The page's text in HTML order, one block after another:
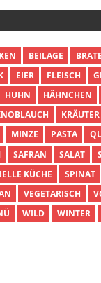
BEILAGE
EIER FLEISCH
HUHN HÄHNCHEN
KRÄUTER
MINZE PASTA
SAFRAN SALAT
KÜCHE SPINAT
VEGETARISCH
WILD WINTER